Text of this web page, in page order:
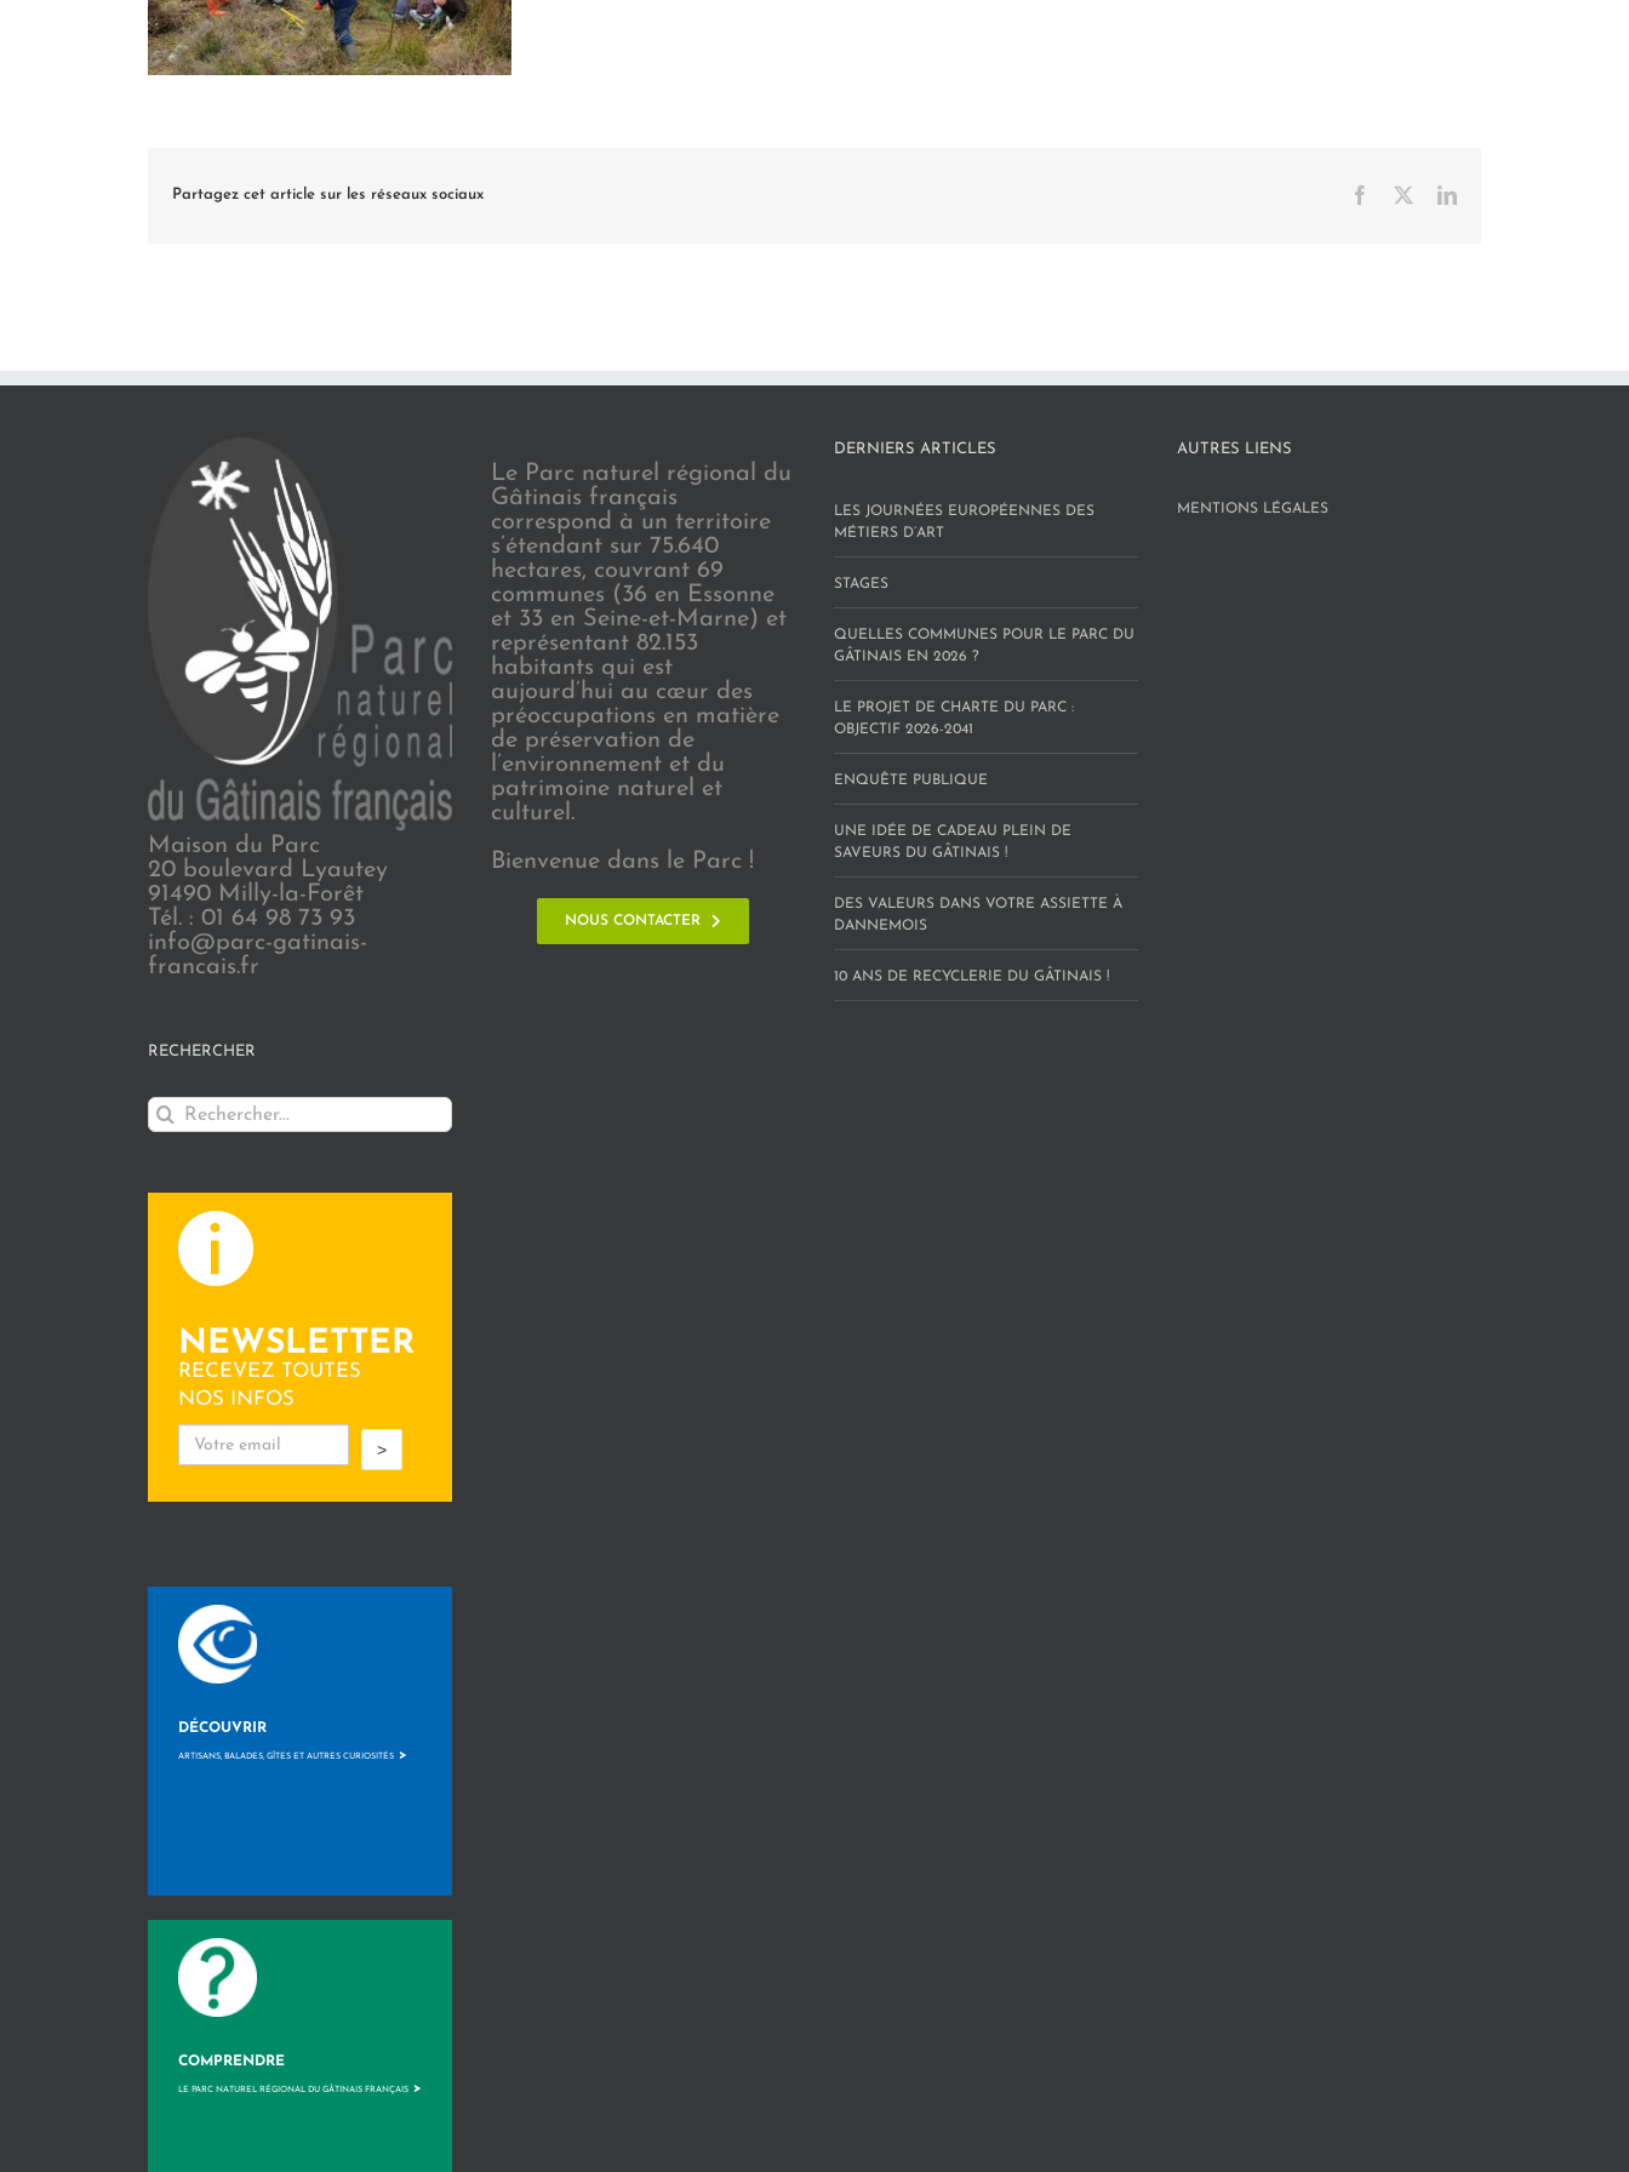
Partagez cet article sur les réseaux sociaux Facebook LinkedIn
Maison du Parc
20 boulevard Lyautey
91490 Milly-la-Forêt
Tél. : 01 64 98 73 93
info@parc-gatinais-
francais.fr
RECHERCHER
Rechercher:
NEWSLETTER
RECEVEZ TOUTES
NOS INFOS
>
DÉCOUVRIR
ARTISANS, BALADES, GÎTES ET AUTRES CURIOSITÉS >
COMPRENDRE
LE PARC NATUREL RÉGIONAL DU GÂTINAIS FRANÇAIS >
Le Parc naturel régional du
Gâtinais français
correspond à un territoire
s’étendant sur 75.640
hectares, couvrant 69
communes (36 en Essonne
et 33 en Seine-et-Marne) et
représentant 82.153
habitants qui est
aujourd’hui au cœur des
préoccupations en matière
de préservation de
l’environnement et du
patrimoine naturel et
culturel.
Bienvenue dans le Parc !
NOUS CONTACTER
DERNIERS ARTICLES
LES JOURNÉES EUROPÉENNES DES
MÉTIERS D’ART
STAGES
QUELLES COMMUNES POUR LE PARC DU
GÂTINAIS EN 2026 ?
LE PROJET DE CHARTE DU PARC :
OBJECTIF 2026-2041
ENQUÊTE PUBLIQUE
UNE IDÉE DE CADEAU PLEIN DE
SAVEURS DU GÂTINAIS !
DES VALEURS DANS VOTRE ASSIETTE À
DANNEMOIS
10 ANS DE RECYCLERIE DU GÂTINAIS !
AUTRES LIENS
MENTIONS LÉGALES